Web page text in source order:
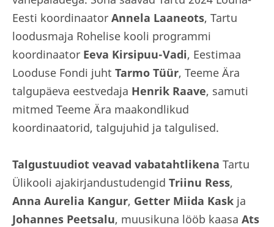
Eesti koordinaator Annela Laaneots, Tartu
loodusmaja Rohelise kooli programmi
koordinaator Eeva Kirsipuu-Vadi, Eestimaa
Looduse Fondi juht Tarmo Tüür, Teeme Ära
talgupäeva eestvedaja Henrik Raave, samuti
mitmed Teeme Ära maakondlikud
koordinaatorid, talgujuhid ja talgulised.
Talgustuudiot veavad vabatahtlikena Tartu
Ülikooli ajakirjandustudengid Triinu Ress,
Anna Aurelia Kangur, Getter Miida Kask ja
Johannes Peetsalu, muusikuna lööb kaasa Ats